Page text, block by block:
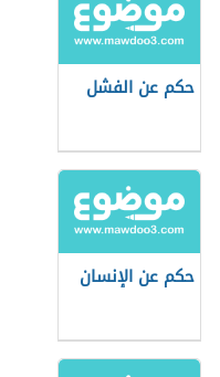
حكم عن الفشل
حكم عن الإنسان